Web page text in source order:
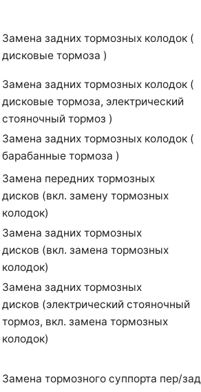
Замена задних тормозных колодок (
дисковые тормоза )
Замена задних тормозных колодок (
дисковые тормоза, электрический
стояночный тормоз )
Замена задних тормозных колодок (
барабанные тормоза )
Замена передних тормозных
дисков (вкл. замену тормозных
колодок)
Замена задних тормозных
дисков (вкл. замена тормозных
колодок)
Замена задних тормозных
дисков (электрический стояночный
тормоз, вкл. замена тормозных
колодок)
Замена тормозного суппорта пер/зад